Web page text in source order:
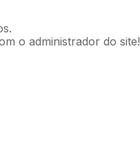
o administrador do site!